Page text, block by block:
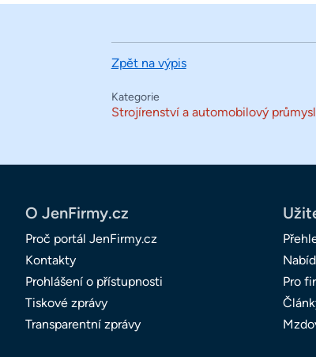
Zpět na výpis
Kategorie
Strojírenství a automobilový průmysl
O JenFirmy.cz
Proč portál JenFirmy.cz
Kontakty
Prohlášení o přístupnosti
Tiskové zprávy
Transparentní zprávy
Pro